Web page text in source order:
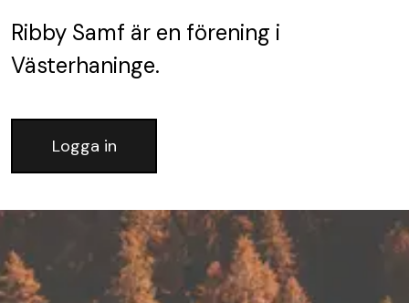
Ribby Samf är en förening i
Västerhaninge.
Logga in